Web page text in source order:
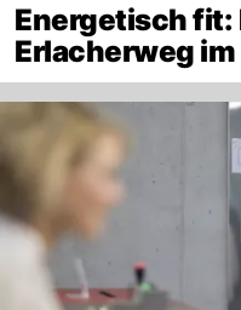
Energetisch
Erlacherweg